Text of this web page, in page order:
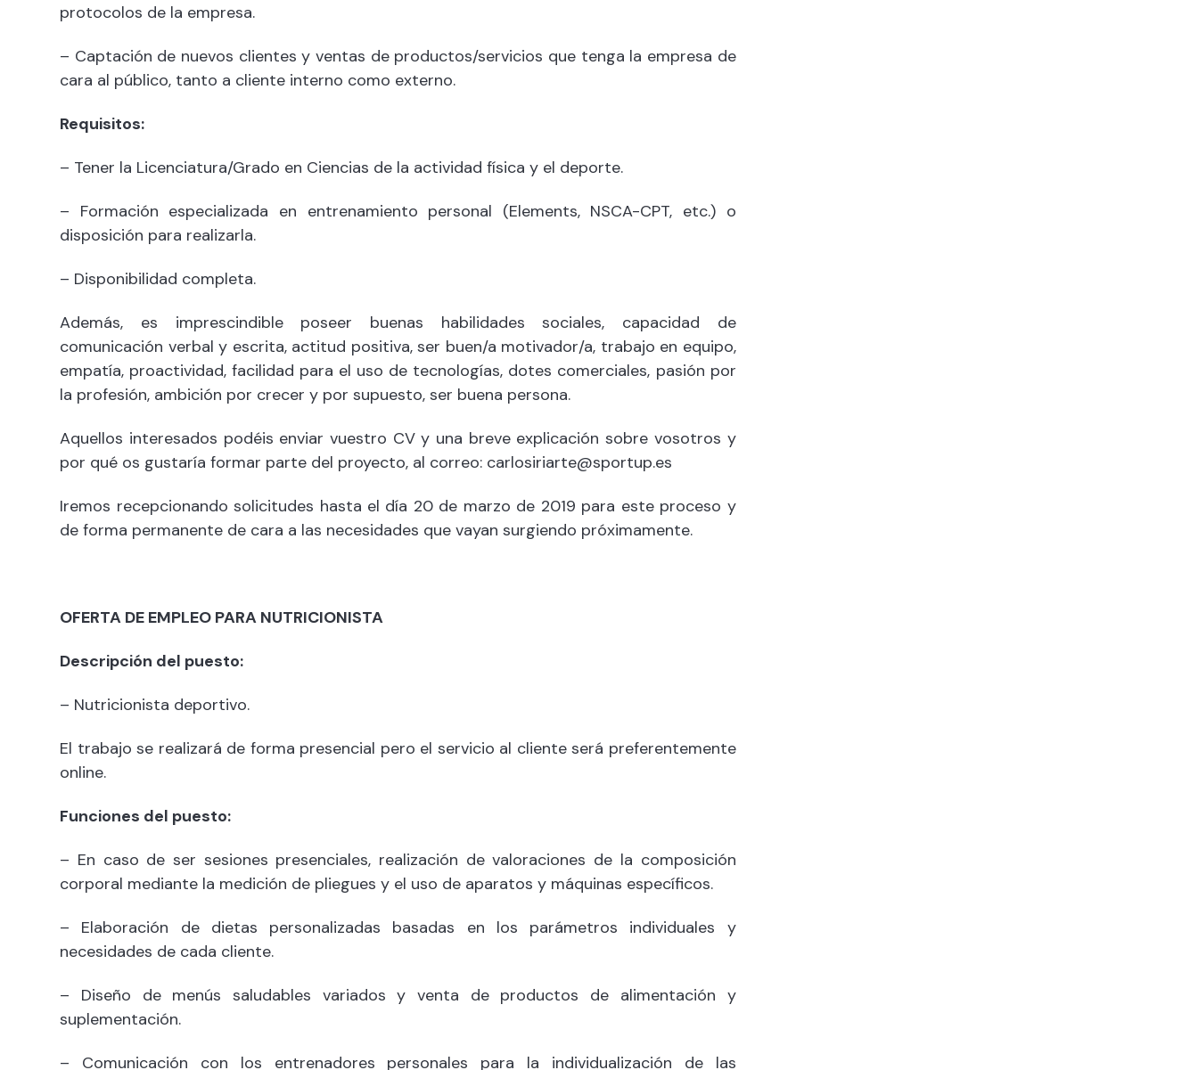
protocolos de la empresa.
– Captación de nuevos clientes y ventas de productos/servicios que tenga la empresa de
cara al público, tanto a cliente interno como externo.
Requisitos:
– Tener la Licenciatura/Grado en Ciencias de la actividad física y el deporte.
– Formación especializada en entrenamiento personal (Elements, NSCA-CPT, etc.) o
disposición para realizarla.
– Disponibilidad completa.
Además, es imprescindible poseer buenas habilidades sociales, capacidad de
comunicación verbal y escrita, actitud positiva, ser buen/a motivador/a, trabajo en equipo,
empatía, proactividad, facilidad para el uso de tecnologías, dotes comerciales, pasión por
la profesión, ambición por crecer y por supuesto, ser buena persona.
Aquellos interesados podéis enviar vuestro CV y una breve explicación sobre vosotros y
por qué os gustaría formar parte del proyecto, al correo: carlosiriarte@sportup.es
Iremos recepcionando solicitudes hasta el día 20 de marzo de 2019 para este proceso y
de forma permanente de cara a las necesidades que vayan surgiendo próximamente.
OFERTA DE EMPLEO PARA NUTRICIONISTA
Descripción del puesto:
– Nutricionista deportivo.
El trabajo se realizará de forma presencial pero el servicio al cliente será preferentemente
online.
Funciones del puesto:
– En caso de ser sesiones presenciales, realización de valoraciones de la composición
corporal mediante la medición de pliegues y el uso de aparatos y máquinas específicos.
– Elaboración de dietas personalizadas basadas en los parámetros individuales y
necesidades de cada cliente.
– Diseño de menús saludables variados y venta de productos de alimentación y
suplementación.
– Comunicación con los entrenadores personales para la individualización de las